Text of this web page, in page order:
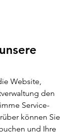
Website,
den
Service-
können Sie
und Ihre